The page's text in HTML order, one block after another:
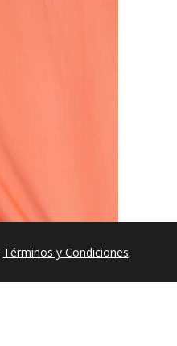
Términos y Condiciones.